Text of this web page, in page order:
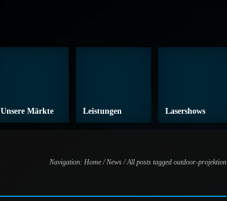
Unsere Märkte Leistungen Lasershows
Navigation: Home/News/ All posts tagged outdoor-projektion